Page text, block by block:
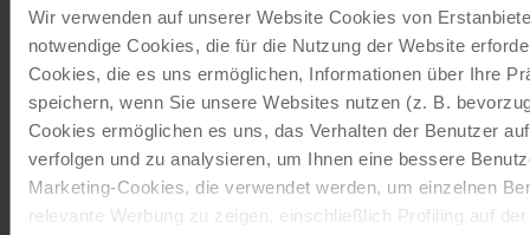
Wir verwenden auf unserer Website Cookies von
notwendige Cookies, die für die Nutzung der Website
Cookies, die es uns ermöglichen, Informationen über Ihre
speichern, wenn Sie unsere Websites nutzen (z. B.
Cookies ermöglichen es uns, das Verhalten der Benutzer
verfolgen und zu analysieren, um Ihnen eine bessere
Marketing-Cookies, die verwendet werden, um einzelnen
relevante Werbung zu zeigen, einschließlich Profiling auf
Radreisen, Kreuzfahrten und
Radkreuzfahrten
JETZT KOSTENFREI BESTELLEN
Schenken Sie unvergessliche